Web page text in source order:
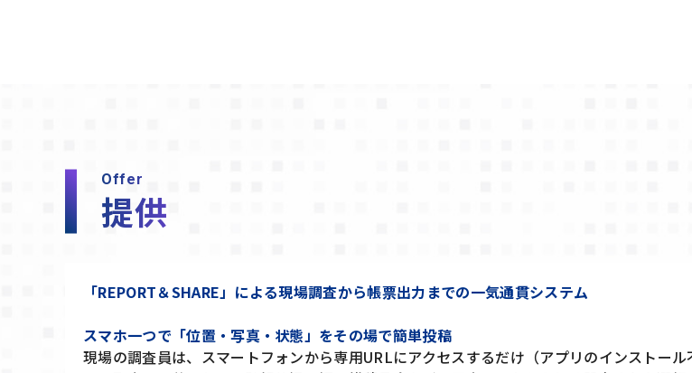
Offer
提供
「REPORT＆SHARE」による現場調査から帳票出力までの一気通貫システム
スマホ一つで「位置・写真・状態」をその場で簡単投稿
現場の調査員は、スマートフォンから専用URLにアクセスするだけ（アプリのインストー